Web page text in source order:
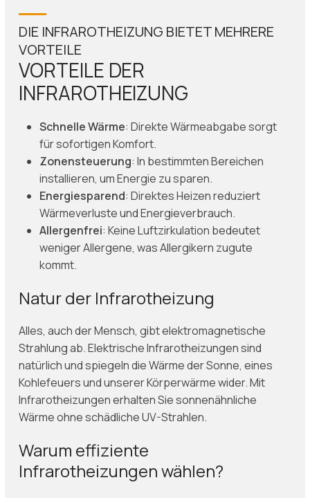
DIE INFRAROTHEIZUNG BIETET MEHRERE
VORTEILE
VORTEILE DER
INFRAROTHEIZUNG
Schnelle Wärme: Direkte Wärmeabgabe sorgt
für sofortigen Komfort.
Zonensteuerung: In bestimmten Bereichen
installieren, um Energie zu sparen.
Energiesparend: Direktes Heizen reduziert
Wärmeverluste und Energieverbrauch.
Allergenfrei: Keine Luftzirkulation bedeutet
weniger Allergene, was Allergikern zugute
kommt.
Natur der Infrarotheizung
Alles, auch der Mensch, gibt elektromagnetische
Strahlung ab. Elektrische Infrarotheizungen sind
natürlich und spiegeln die Wärme der Sonne, eines
Kohlefeuers und unserer Körperwärme wider. Mit
Infrarotheizungen erhalten Sie sonnenähnliche
Wärme ohne schädliche UV-Strahlen.
Warum effiziente
Infrarotheizungen wählen?